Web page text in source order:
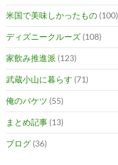
米国で美味しかったもの (100)
ディズニークルーズ (108)
家飲み推進派 (123)
武蔵小山に暮らす (71)
俺のバケツ (55)
まとめ記事 (13)
ブログ (36)